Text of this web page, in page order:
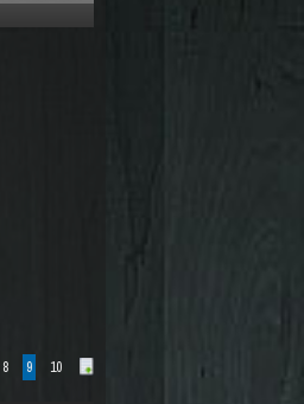
8 9 10